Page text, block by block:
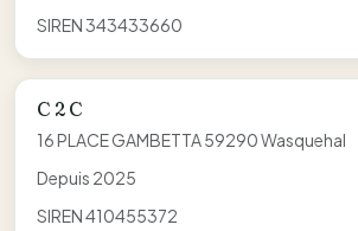
SIREN 343433660
C 2 C
16 PLACE GAMBETTA 59290 Wasquehal
Depuis 2025
SIREN 410455372